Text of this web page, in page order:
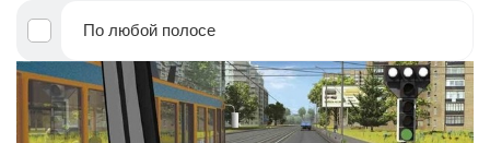
По любой полосе